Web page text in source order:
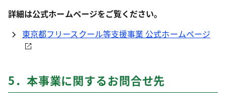
詳細は公式ホームページをご覧ください。
東京都フリースクール等支援事業 公式ホームページ
5．本事業に関するお問合せ先